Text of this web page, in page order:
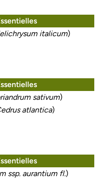
italicum)
sativum)
atlantica)
ssp. aurantium fl.)